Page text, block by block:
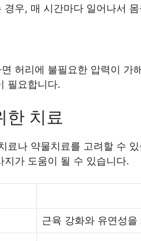
경우, 매 시간마다 일어나서
허리에 불필요한 압력이 가
필요합니다.
한 치료
료나 약물치료를 고려할 수
지가 도움이 될 수 있습니다.
근육 강화와 유연성